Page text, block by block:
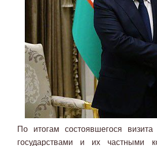
По итогам состоявшегося
государствами и их частными